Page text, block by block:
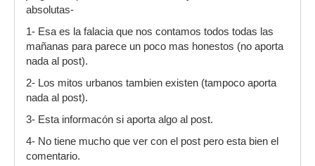
absolutas-
1- Esa es la falacia que nos contamos todos todas las
mañanas para parece un poco mas honestos (no aporta
nada al post).
2- Los mitos urbanos tambien existen (tampoco aporta
nada al post).
3- Esta informacón si aporta algo al post.
4- No tiene mucho que ver con el post pero esta bien el
comentario.